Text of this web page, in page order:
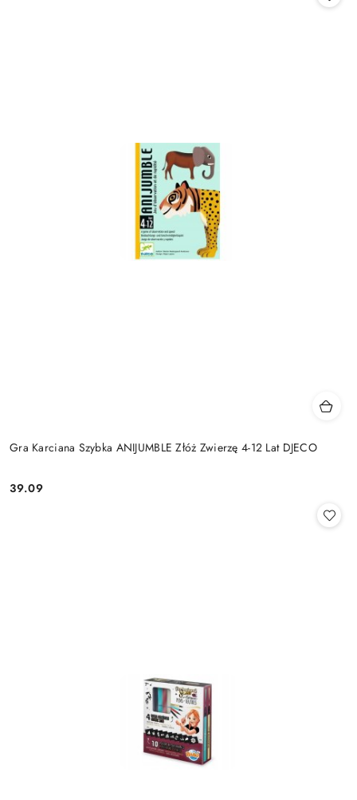
Gra Karciana Szybka ANIJUMBLE Złóż Zwierzę 4-12 Lat DJECO
Cena:
39.09